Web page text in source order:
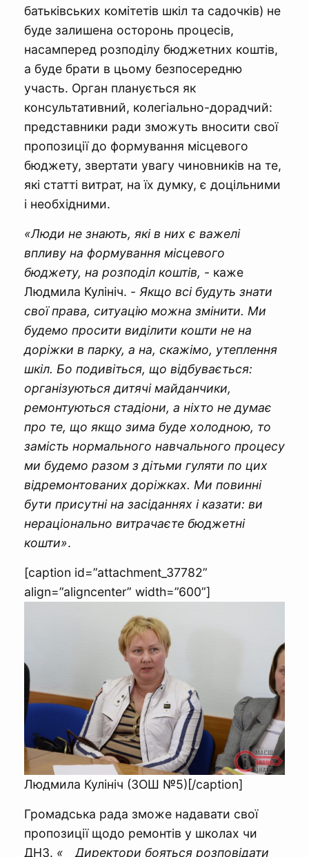
батьківських комітетів шкіл та садочків) не
буде залишена осторонь процесів,
насамперед розподілу бюджетних коштів,
а буде брати в цьому безпосередню
участь. Орган планується як
консультативний, колегіально-дорадчий:
представники ради зможуть вносити свої
пропозиції до формування місцевого
бюджету, звертати увагу чиновників на те,
які статті витрат, на їх думку, є доцільними
і необхідними.
«Люди не знають, які в них є важелі
впливу на формування місцевого
бюджету, на розподіл коштів, - каже
Людмила Кулініч. - Якщо всі будуть знати
свої права, ситуацію можна змінити. Ми
будемо просити виділити кошти не на
доріжки в парку, а на, скажімо, утеплення
шкіл. Бо подивіться, що відбувається:
організуються дитячі майданчики,
ремонтуються стадіони, а ніхто не думає
про те, що якщо зима буде холодною, то
замість нормального навчального процесу
ми будемо разом з дітьми гуляти по цих
відремонтованих доріжках. Ми повинні
бути присутні на засіданнях і казати: ви
нераціонально витрачаєте бюджетні
кошти».
[caption id=”attachment_37782”
align=”aligncenter” width=”600”]
Людмила Кулініч (ЗОШ №5)[/caption]
Громадська рада зможе надавати свої
пропозиції щодо ремонтів у школах чи
ДНЗ. «__Директори бояться розповідати